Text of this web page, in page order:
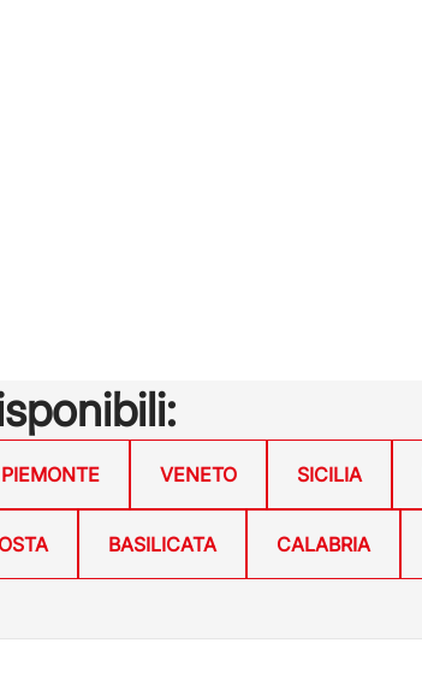
PIEMONTE VENETO SICILIA
BASILICATA CALABRIA